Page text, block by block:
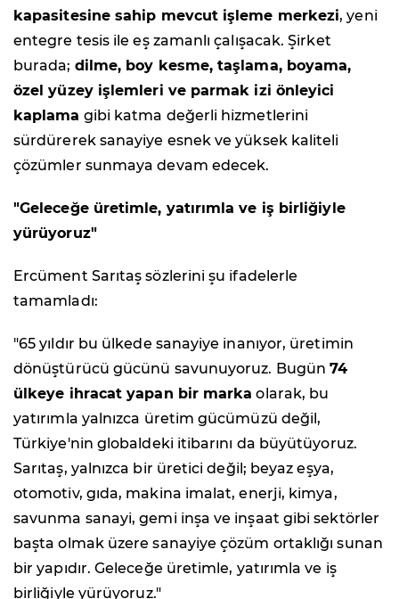
kapasitesine sahip mevcut işleme merkezi, yeni
entegre tesis ile eş zamanlı çalışacak. Şirket
burada; dilme, boy kesme, taşlama, boyama,
özel yüzey işlemleri ve parmak izi önleyici
kaplama gibi katma değerli hizmetlerini
sürdürerek sanayiye esnek ve yüksek kaliteli
çözümler sunmaya devam edecek.
"Geleceğe üretimle, yatırımla ve iş birliğiyle
yürüyoruz"
Ercüment Sarıtaş sözlerini şu ifadelerle
tamamladı:
"65 yıldır bu ülkede sanayiye inanıyor, üretimin
dönüştürücü gücünü savunuyoruz. Bugün74
ülkeye ihracat yapan bir marka olarak, bu
yatırımla yalnızca üretim gücümüzü değil,
Türkiye'nin globaldeki itibarını da büyütüyoruz.
Sarıtaş, yalnızca bir üretici değil; beyaz eşya,
otomotiv, gıda, makina imalat, enerji, kimya,
savunma sanayi, gemi inşa ve inşaat gibi sektörler
başta olmak üzere sanayiye çözüm ortaklığı sunan
bir yapıdır. Geleceğe üretimle, yatırımla ve iş
birliğiyle yürüyoruz."